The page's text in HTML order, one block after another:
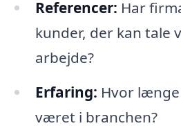
Referencer: Har
kunder, der kan tale
arbejde?
Erfaring: Hvor
været i branchen?